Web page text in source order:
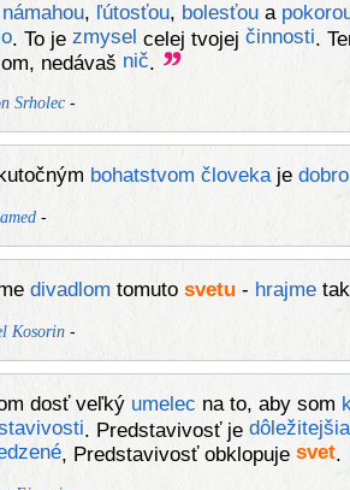
námahou, ľútosťou, bolesťoua
. To je zmysel celej tvojej činnosti .
nedávaš nič
Srholec-
bohatstvom človekaje dobro
-
divadlom tomuto svetu- hrajme
Kosorin-
dosť veľký umelec na to, aby som
. Predstavivosť je dôležitejšia
, Predstavivosť obklopuje svet.